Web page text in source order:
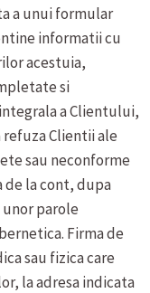
a unui formular
informatii cu
acestuia,
si
a Clientului,
Clientii ale
sau neconforme
de la cont, dupa
parole
Firma de
sau fizica care
la adresa indicata